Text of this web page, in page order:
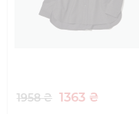
1958 ₴ 1363 ₴